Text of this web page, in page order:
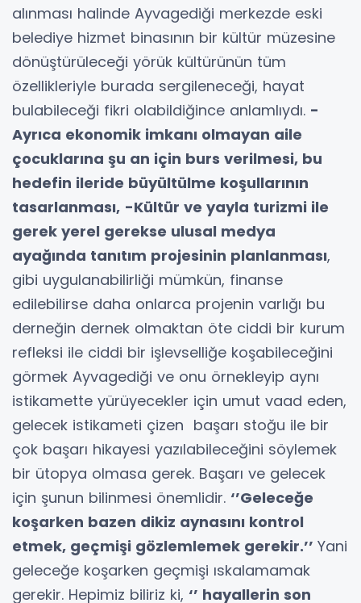
alınması halinde Ayvagediği merkezde eski
belediye hizmet binasının bir kültür müzesine
dönüştürüleceği yörük kültürünün tüm
özellikleriyle burada sergileneceği, hayat
bulabileceği fikri olabildiğince anlamlıydı. -
Ayrıca ekonomik imkanı olmayan aile
çocuklarına şu an için burs verilmesi, bu
hedefin ileride büyültülme koşullarının
tasarlanması, -Kültür ve yayla turizmi ile
gerek yerel gerekse ulusal medya
ayağında tanıtım projesinin planlanması,
gibi uygulanabilirliği mümkün, finanse
edilebilirse daha onlarca projenin varlığı bu
derneğin dernek olmaktan öte ciddi bir kurum
refleksi ile ciddi bir işlevselliğe koşabileceğini
görmek Ayvagediği ve onu örnekleyip aynı
istikamette yürüyecekler için umut vaad eden,
gelecek istikameti çizen başarı stoğu ile bir
çok başarı hikayesi yazılabileceğini söylemek
bir ütopya olmasa gerek. Başarı ve gelecek
için şunun bilinmesi önemlidir. ‘’Geleceğe
koşarken bazen dikiz aynasını kontrol
etmek, geçmişi gözlemlemek gerekir.’’ Yani
geleceğe koşarken geçmişi ıskalamamak
gerekir. Hepimiz biliriz ki, ‘’ hayallerin son